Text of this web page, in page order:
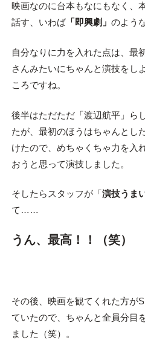
映画なのに台本もなにもなく、
話す、いわば「即興劇」 のよう
自分なりに力を入れた点は、最
さんみたいにちゃんと演技をし
ころですね。
後半はただただ「渡辺航平」ら
たが、最初のほうはちゃんとし
けたので、めちゃくちゃ力を入
おうと思って演技しました。
そしたらスタッフが「演技うま
て……
うん、最高！！（笑）
その後、映画を観てくれた方が
ていたので、ちゃんと全員分目
ました（笑）。